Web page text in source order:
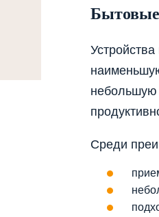
Бытовые
небольшую
Среди